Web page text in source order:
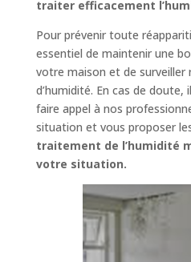
traiter efficacement
Pour prévenir toute
essentiel de maintenir une
votre maison et de surveiller
d’humidité. En cas de
faire appel à nos
situation et vous proposer
traitement de l’humidité
votre situation.